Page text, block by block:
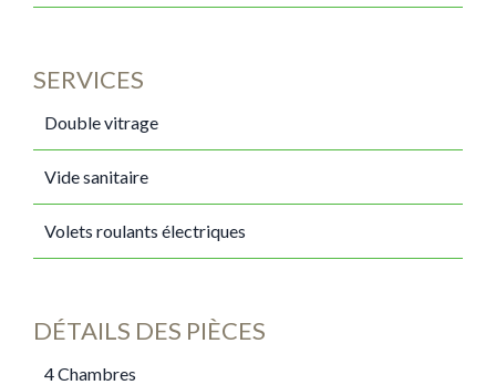
SERVICES
Double vitrage
Vide sanitaire
Volets roulants électriques
DÉTAILS DES PIÈCES
4 Chambres